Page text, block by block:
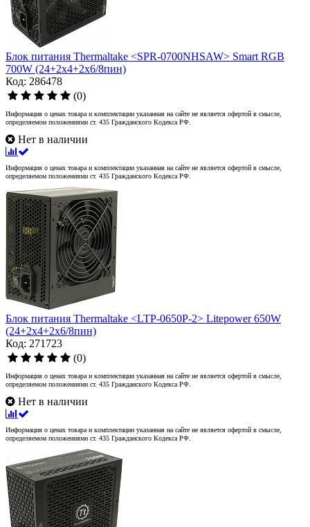
Блок питания Thermaltake <SPR-0700NHSAW> Smart RGB
700W (24+2x4+2x6/8пин)
Код: 286478
(0)
Информация о ценах товара и комплектации указанная на сайте не является офертой в смысле,
определяемом положениями ст. 435 Гражданского Кодекса РФ.
Нет в наличии
Информация о ценах товара и комплектации указанная на сайте не является офертой в смысле,
определяемом положениями ст. 435 Гражданского Кодекса РФ.
Блок питания Thermaltake <LTP-0650P-2> Litepower 650W
(24+2x4+2х6/8пин)
Код: 271723
(0)
Информация о ценах товара и комплектации указанная на сайте не является офертой в смысле,
определяемом положениями ст. 435 Гражданского Кодекса РФ.
Нет в наличии
Информация о ценах товара и комплектации указанная на сайте не является офертой в смысле,
определяемом положениями ст. 435 Гражданского Кодекса РФ.